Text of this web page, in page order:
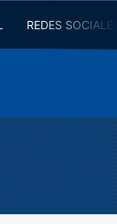
REDES